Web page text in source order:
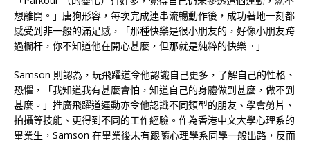
想離開。」唐狗形容，每次完成連串流暢動作後，成功著地一刻都
感受到非一般的滿足感，「那種快樂是很小朋友的，好像小朋友跨
過欄杆，你不知道他在開心甚麼，但那就是純粹的快樂。」
Samson 則認為，玩飛躍道令他認識自己更多，了解自己的性格、
恐懼，「我知道我有甚麼會怕，知道自己的身體做到甚麼，做不到
甚麼。」推廣飛躍道運動亦令他認識不同類型的朋友、學會剪片、
拍攝等技能、更得到不同的工作經驗。作為香港中文大學心理系的
畢業生，Samson 在畢業後未有跟隨心理學系同學一般出路，反而